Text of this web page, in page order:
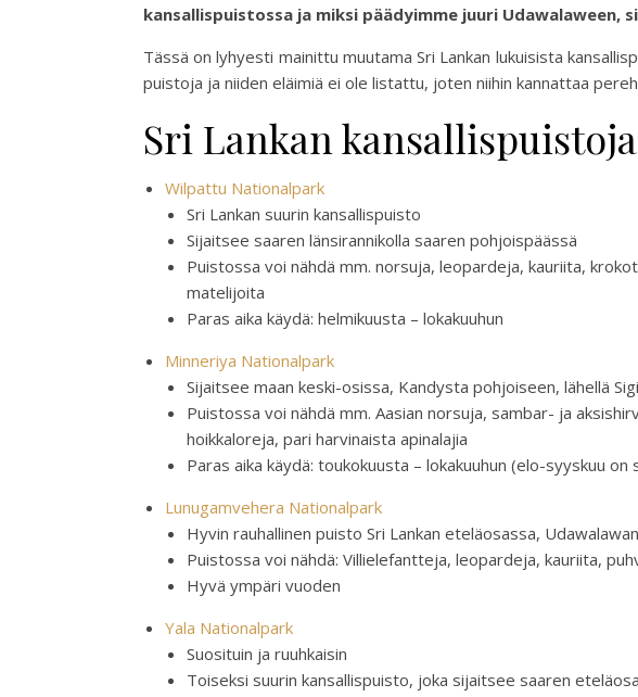
kansallispuistossa ja miksi päädyimme juuri Udawalaween,
Tässä on lyhyesti mainittu muutama Sri Lankan lukuisista
puistoja ja niiden eläimiä ei ole listattu, joten niihin kannattaa
Sri Lankan kansallispuistoja
Wilpattu Nationalpark
Sri Lankan suurin kansallispuisto
Sijaitsee saaren länsirannikolla saaren pohjoispäässä
Puistossa voi nähdä mm. norsuja, leopardeja, kauriita,
matelijoita
Paras aika käydä: helmikuusta – lokakuuhun
Minneriya Nationalpark
Sijaitsee maan keski-osissa, Kandysta pohjoiseen, lähellä
Puistossa voi nähdä mm. Aasian norsuja, sambar- ja
hoikkaloreja, pari harvinaista apinalajia
Paras aika käydä: toukokuusta – lokakuuhun (elo-syyskuu on
Lunugamvehera Nationalpark
Hyvin rauhallinen puisto Sri Lankan eteläosassa,
Puistossa voi nähdä: Villielefantteja, leopardeja, kauriita,
Hyvä ympäri vuoden
Yala Nationalpark
Suosituin ja ruuhkaisin
Toiseksi suurin kansallispuisto, joka sijaitsee saaren